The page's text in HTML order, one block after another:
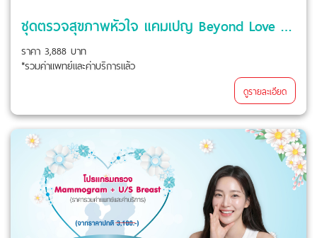
ชุดตรวจสุขภาพหัวใจ แคมเปญ Beyond Love For Mom
ราคา 3,888 บาท
*รวมค่าแพทย์และค่าบริการแล้ว
ดูรายละเอียด